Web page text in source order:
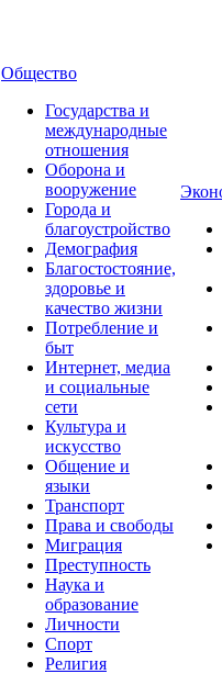
Общество
Государства и
международные
отношения
Оборона и
вооружение
Города и
благоустройство
Демография
Благостостояние,
здоровье и
качество жизни
Потребление и
быт
Интернет, медиа
и социальные
сети
Культура и
искусство
Общение и
языки
Транспорт
Права и свободы
Миграция
Преступность
Наука и
образование
Личности
Спорт
Религия